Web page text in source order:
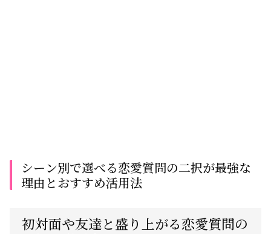
シーン別で選べる恋愛質問の二択が最強な
理由とおすすめ活用法
初対面や友達と盛り上がる恋愛質問の